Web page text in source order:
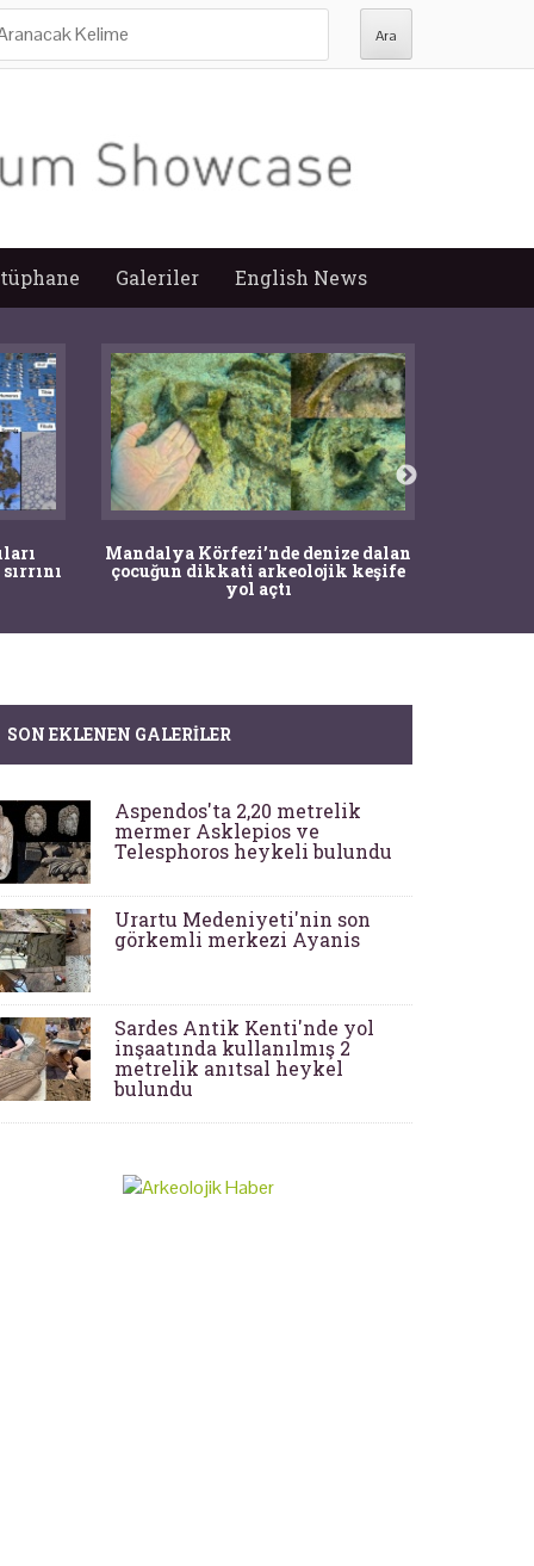
Galeriler English News
Mandalya Körfezi’nde denize dalan
çocuğun dikkati arkeolojik keşife
yol açtı
SON EKLENEN GALERILER
Aspendos'ta 2,20 metrelik
mermer Asklepios ve
Telesphoros heykeli bulundu
Urartu Medeniyeti'nin son
görkemli merkezi Ayanis
Sardes Antik Kenti'nde yol
inşaatında kullanılmış 2
metrelik anıtsal heykel
bulundu